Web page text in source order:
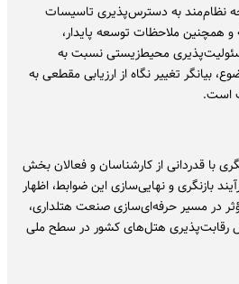
نظام‌مند به دسترس‌پذیری تاسیسات
و همچنین ملاحظات توسعه پایدار،
محیط‌زیستی نسبت به
بیانگر تغییر نگاه از ارزیابی مقطعی به
است.
با قدردانی از کارشناسان و فعالان بخش
بازنگری و نهایی‌سازی این ضوابط، اظهار
در مسیر حرفه‌ای‌سازی صنعت هتلداری،
رقابت‌پذیری هتل‌های کشور در سطح ملی